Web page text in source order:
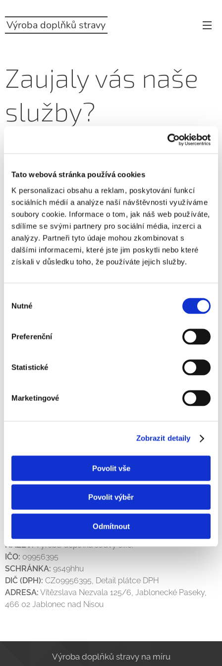
Tato webová stránka používá cookies
K personalizaci obsahu a reklam, poskytování funkcí
sociálních médií a analýze naší návštěvnosti využíváme
soubory cookie. Informace o tom, jak náš web používáte,
sdílíme se svými partnery pro sociální média, inzerci a
analýzy. Partneři tyto údaje mohou zkombinovat s
dalšími informacemi, které jste jim poskytli nebo které
získali v důsledku toho, že používáte jejich služby.
souhlasu
Nutné
Preferenční
Statistické
Marketingové
Zobrazit detaily
Povolit vše
Povolit výběr
Odmítnout
Výroba doplňků stravy
Zaujaly vás naše
služby?
Ke každému klientovi přistupujeme individuálně.
pomůžeme vám vymyslet řešení.
Pokud máte již jasnou představu a chcete rovnou zaslat
ceny surovin, napište námmnožství a specifikaci
surovin.
Email:info@vds-lab.cz
Máte zájem pracovat ve VDS? Napište nám
NÁZEV:Výroba doplňků stravy s.r.o.
IČO: 09956395
SCHRÁNKA: 9s49hhu
DIČ (DPH): CZ09956395, Detail plátce DPH
ADRESA: Vítězslava Nezvala 125/6, Jablonecké Paseky,
466 02 Jablonec nad Nisou
Výroba doplňků stravy na míru